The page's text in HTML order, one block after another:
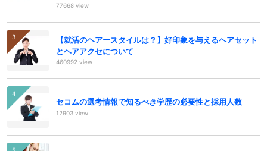
77668 view
【就活のヘアースタイルは？】好印象を与えるヘアセット
とヘアアクセについて
460992 view
セコムの選考情報で知るべき学歴の必要性と採用人数
12903 view